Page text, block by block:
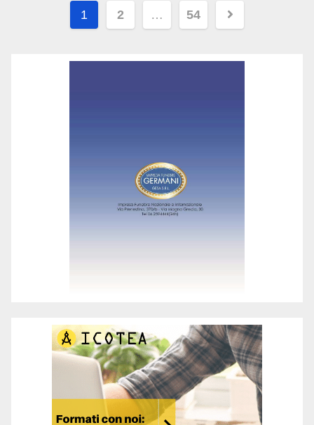
Paginazione
1 2 … 54